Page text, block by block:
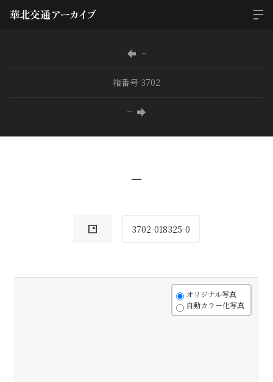
−
箱番号 3702
−
−
3702-018325-0
オリジナル写真
自動カラー化写真